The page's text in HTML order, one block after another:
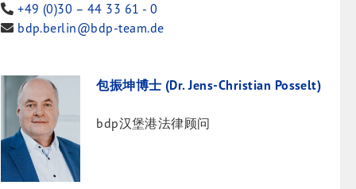
+49 (0)30 – 44 33 61 - 0
bdp.berlin@bdp-team.de
包振坤博士 (Dr. Jens-Christian Posselt)
bdp汉堡港法律顾问